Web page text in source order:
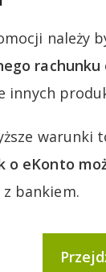
należy
innych
warunki
o eKonto
bankiem.